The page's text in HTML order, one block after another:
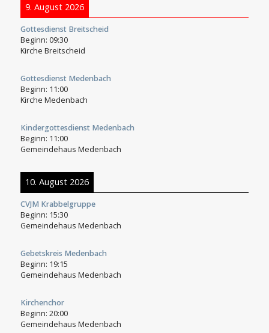
9. August 2026
Gottesdienst Breitscheid
Beginn: 09:30
Kirche Breitscheid
Gottesdienst Medenbach
Beginn: 11:00
Kirche Medenbach
Kindergottesdienst Medenbach
Beginn: 11:00
Gemeindehaus Medenbach
10. August 2026
CVJM Krabbelgruppe
Beginn: 15:30
Gemeindehaus Medenbach
Gebetskreis Medenbach
Beginn: 19:15
Gemeindehaus Medenbach
Kirchenchor
Beginn: 20:00
Gemeindehaus Medenbach